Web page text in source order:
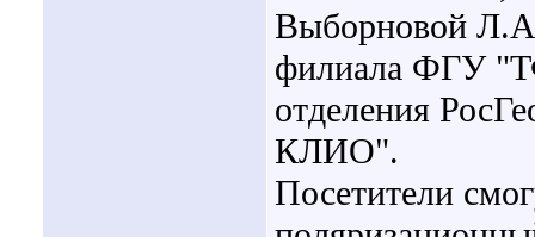
Выборновой
филиала ФГУ
отделения
КЛИО".
Посетители